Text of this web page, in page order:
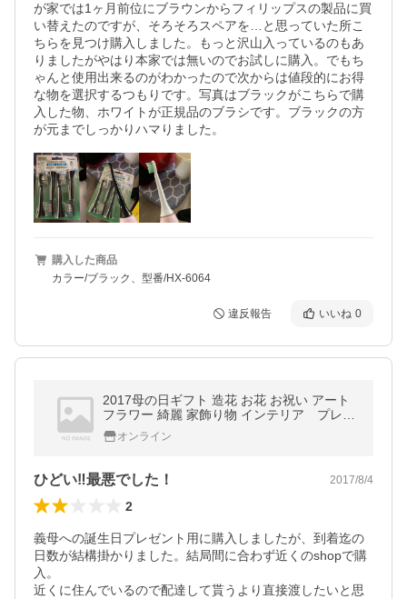
が家では1ヶ月前位にブラウンからフィリップスの製品に買
い替えたのですが、そろそろスペアを…と思っていた所こ
ちらを見つけ購入しました。もっと沢山入っているのもあ
りましたがやはり本家では無いのでお試しに購入。でもち
ゃんと使用出来るのがわかったので次からは値段的にお得
な物を選択するつもりです。写真はブラックがこちらで購
入した物、ホワイトが正規品のブラシです。ブラックの方
が元までしっかりハマりました。
購入した商品
カラー/ブラック、型番/HX-6064
違反報告 いいね 0
2017母の日ギフト 造花 お花 お祝い アート
フラワー 綺麗 家飾り物 インテリア プレゼ
ント フラワーセット
オンライン
ひどい‼︎最悪でした！ 2017/8/4
2
義母への誕生日プレゼント用に購入しましたが、到着迄の
日数が結構掛かりました。結局間に合わず近くのshopで購
入。
近くに住んでいるので配達して貰うより直接渡したいと思